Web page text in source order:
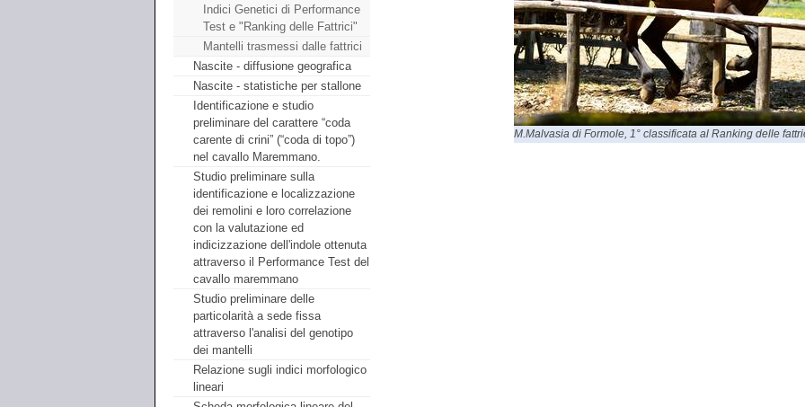
Indici Genetici di Performance
Test e "Ranking delle Fattrici"
Mantelli trasmessi dalle fattrici
Nascite - diffusione geografica
Nascite - statistiche per stallone
Identificazione e studio
preliminare del carattere “coda
carente di crini” (“coda di topo”)
nel cavallo Maremmano.
Studio preliminare sulla
identificazione e localizzazione
dei remolini e loro correlazione
con la valutazione ed
indicizzazione dell'indole ottenuta
attraverso il Performance Test del
cavallo maremmano
Studio preliminare delle
particolarità a sede fissa
attraverso l'analisi del genotipo
dei mantelli
Relazione sugli indici morfologico
lineari
M.Malvasia di Formole, 1° classificata al Ranking delle